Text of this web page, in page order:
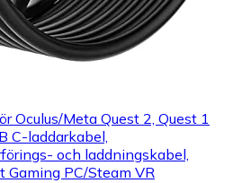
Oculus/Meta Quest 2, Quest 1
C-laddarkabel,
och laddningskabel,
Gaming PC/Steam VR